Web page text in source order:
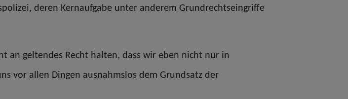
deren Kernaufgabe unter anderem Grundrechtseingriffe
an geltendes Recht halten, dass wir eben nicht nur in
vor allen Dingen ausnahmslos dem Grundsatz der